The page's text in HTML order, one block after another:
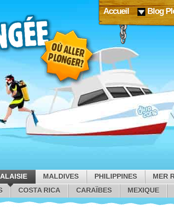
Accueil Blog
MALDIVES PHILIPPINES MER
COSTA RICA CARAÏBES MEXIQUE